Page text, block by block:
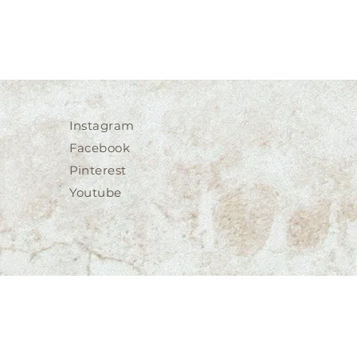
Instagram
Facebook
Pinterest
Youtube